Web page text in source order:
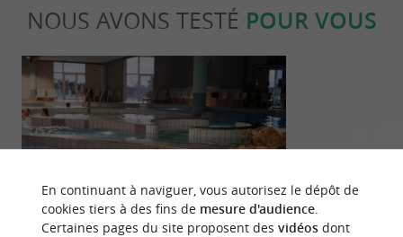
NOUS AVONS TESTÉ POUR VOUS
Détente
En continuant à naviguer, vous autorisez le dépôt de
cookies tiers à des fins de mesure d'audience.
Certaines pages du site proposent des vidéosdont